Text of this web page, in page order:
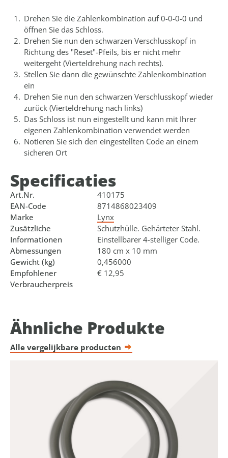
Drehen Sie die Zahlenkombination auf 0-0-0-0 und
öffnen Sie das Schloss.
Drehen Sie nun den schwarzen Verschlusskopf in
Richtung des "Reset"-Pfeils, bis er nicht mehr
weitergeht (Vierteldrehung nach rechts).
Stellen Sie dann die gewünschte Zahlenkombination
ein
Drehen Sie nun den schwarzen Verschlusskopf wieder
zurück (Vierteldrehung nach links)
Das Schloss ist nun eingestellt und kann mit Ihrer
eigenen Zahlenkombination verwendet werden
Notieren Sie sich den eingestellten Code an einem
sicheren Ort
Specificaties
Art.Nr.
410175
EAN-Code
8714868023409
Marke
Lynx
Zusätzliche
Informationen
Schutzhülle. Gehärteter Stahl.
Einstellbarer 4-stelliger Code.
Abmessungen
180 cm x 10 mm
Gewicht (kg)
0,456000
Empfohlener
Verbraucherpreis
€ 12,95
Ähnliche Produkte
Alle vergelijkbare producten